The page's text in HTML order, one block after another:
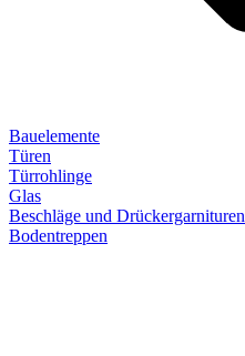
Bauelemente
Türen
Türrohlinge
Glas
Beschläge und Drückergarnituren
Bodentreppen